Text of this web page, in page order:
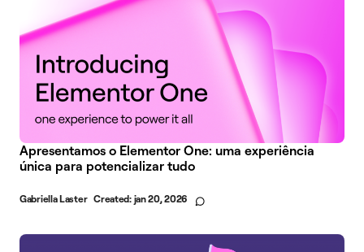
Apresentamos o Elementor One: uma experiência
única para potencializar tudo
Gabriella Laster Created: jan 20, 2026